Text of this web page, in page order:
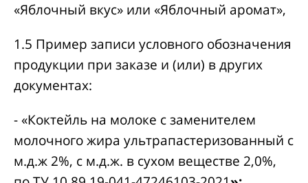
«Яблочный вкус» или «Яблочный аромат»,
1.5 Пример записи условного обозначения
продукции при заказе и (или) в других
документах:
- «Коктейль на молоке с заменителем
молочного жира ультрапастеризованный с
м.д.ж 2%, с м.д.ж. в сухом веществе 2,0%,